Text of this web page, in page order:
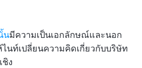
นมีความเป็นเอกลักษณ์และนอก
นท์เปลี่ยนความคิดเกี่ยวกับบริษัท
ชิง